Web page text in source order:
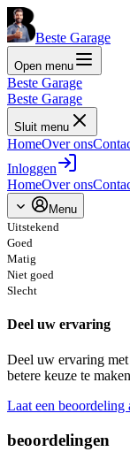
Beste Garage
Open menu
Beste Garage
Beste Garage
Sluit menu
HomeOver ons
Inloggen
HomeOver ons
Menu
Uitstekend
Goed
Matig
Niet goed
Slecht
Deel uw ervaring
Deel uw ervaring
betere keuze te
Laat een beoordeling
beoordelingen